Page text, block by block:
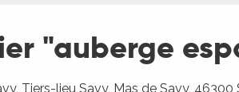
"auberge
Tiers-lieu Savy, Mas de Savy, 46300